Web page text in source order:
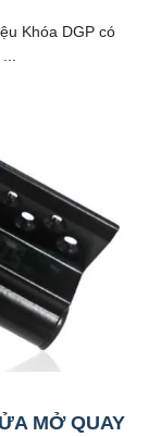
Khóa DGP có
MỞ QUAY